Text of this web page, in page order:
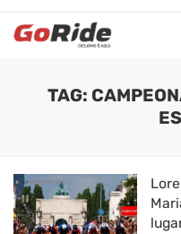
TAG: